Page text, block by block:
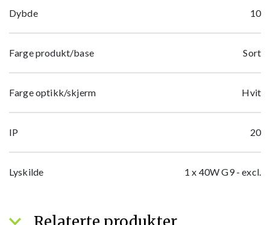
Dybde 10
Farge produkt/base Sort
Farge optikk/skjerm Hvit
IP 20
Lyskilde 1 x 40W G9 - excl.